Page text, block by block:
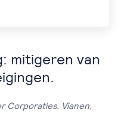
mitigeren van
Corporaties, Vianen,